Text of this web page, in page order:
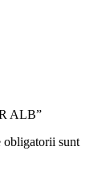
ALB”
obligatorii sunt